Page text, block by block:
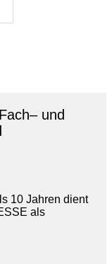
und
10 Jahren dient
als